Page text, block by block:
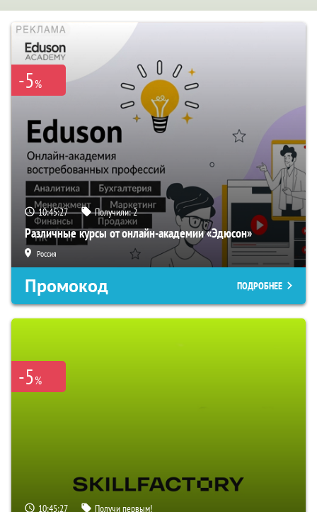
-5%
10:45:27 Получили:2
Различные курсы от онлайн-академии «Эдюсон»
Россия
Промокод ПОДРОБНЕЕ
-5%
10:45:27 Получи первым!